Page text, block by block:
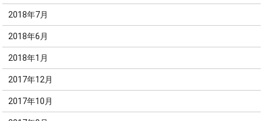
2018年7月
2018年6月
2018年1月
2017年12月
2017年10月